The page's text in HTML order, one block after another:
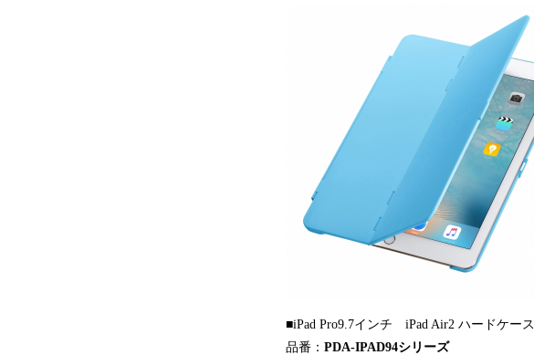
■iPad Pro9.7インチ iPad Air2 ハードケース
品番： PDA-IPAD94シリーズ